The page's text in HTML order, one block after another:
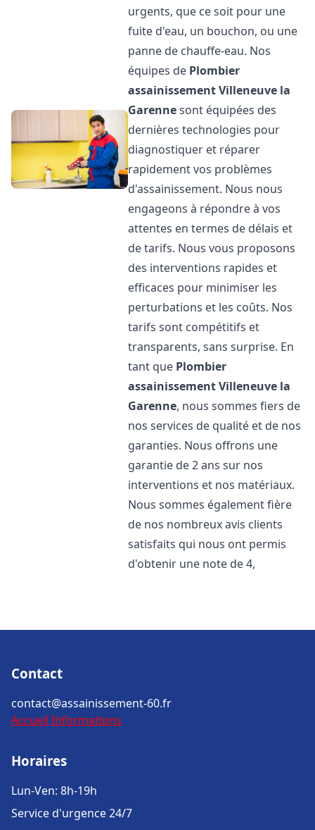
urgents, que ce soit pour une
fuite d'eau, un bouchon, ou une
panne de chauffe-eau. Nos
équipes de Plombier
assainissementVilleneuve la
Garennesont équipées des
dernières technologies pour
diagnostiquer et réparer
rapidement vos problèmes
d'assainissement. Nous nous
engageons à répondre à vos
attentes en termes de délais et
de tarifs. Nous vous proposons
des interventions rapides et
efficaces pour minimiser les
perturbations et les coûts. Nos
tarifs sont compétitifs et
transparents, sans surprise. En
tant que Plombier
assainissementVilleneuve la
Garenne, nous sommes fiers de
nos services de qualité et de nos
garanties. Nous offrons une
garantie de 2 ans sur nos
interventions et nos matériaux.
Nous sommes également fière
de nos nombreux avis clients
satisfaits qui nous ont permis
d'obtenir une note de 4,
Contact
contact@assainissement-60.fr
Accueil Informations
Horaires
Lun-Ven: 8h-19h
Service d'urgence 24/7